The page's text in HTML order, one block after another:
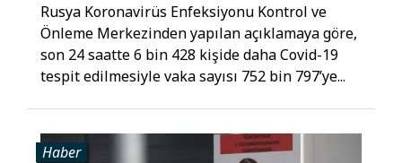
Rusya Koronavirüs Enfeksiyonu Kontrol ve
Önleme Merkezinden yapılan açıklamaya göre,
son 24 saatte 6 bin 428 kişide daha Covid-19
tespit edilmesiyle vaka sayısı 752 bin 797’ye...
Haber